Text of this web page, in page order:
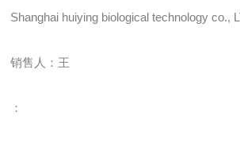
Shanghai huiying biological technology co.,
销售人：王
：